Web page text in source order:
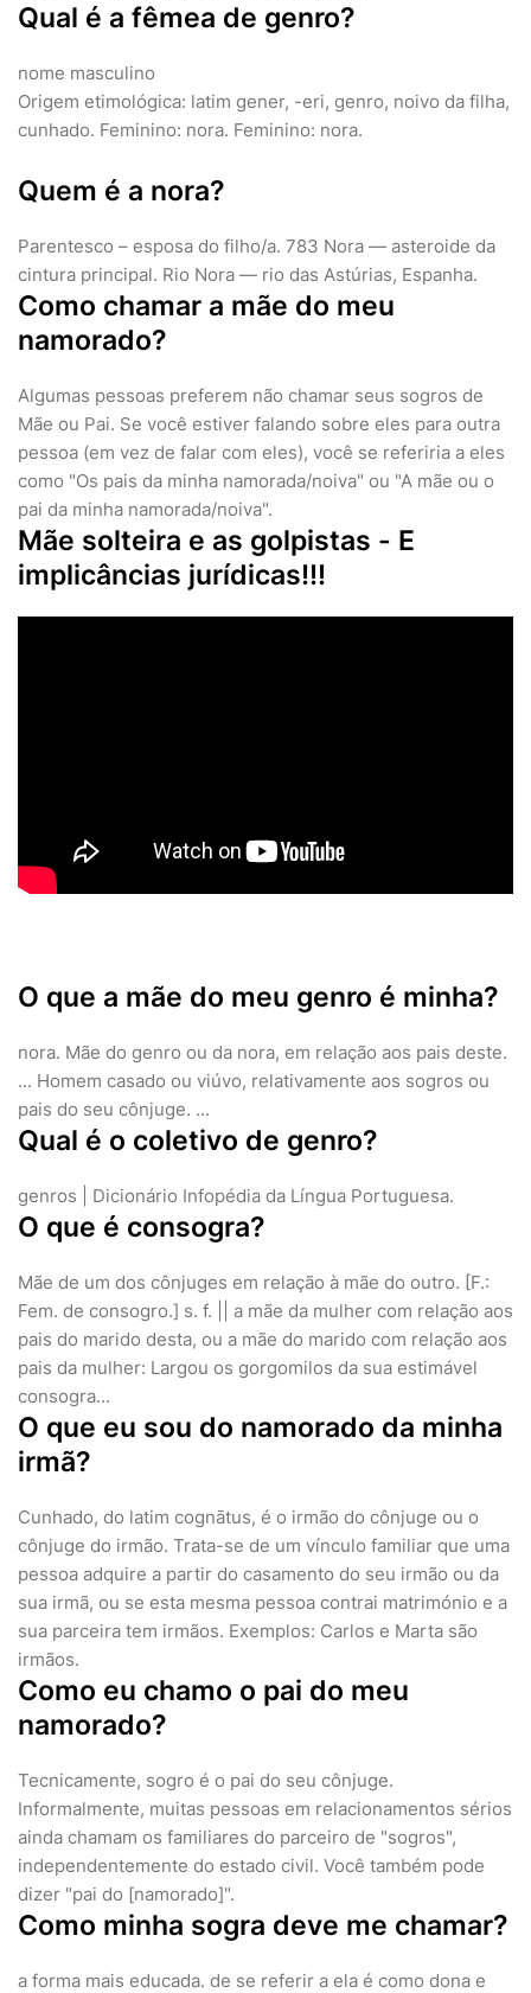
Qual é a fêmea de genro?
nome masculino
Origem etimológica: latim gener, -eri, genro, noivo da filha,
cunhado. Feminino: nora. Feminino: nora.
Quem é a nora?
Parentesco – esposa do filho/a. 783 Nora — asteroide da
cintura principal. Rio Nora — rio das Astúrias, Espanha.
Como chamar a mãe do meu
namorado?
Algumas pessoas preferem não chamar seus sogros de
Mãe ou Pai. Se você estiver falando sobre eles para outra
pessoa (em vez de falar com eles), você se referiria a eles
como "Os pais da minha namorada/noiva" ou "A mãe ou o
pai da minha namorada/noiva".
Mãe solteira e as golpistas - E
implicâncias jurídicas!!!
O que a mãe do meu genro é minha?
nora. Mãe do genro ou da nora, em relação aos pais deste.
... Homem casado ou viúvo, relativamente aos sogros ou
pais do seu cônjuge. ...
Qual é o coletivo de genro?
genros | Dicionário Infopédia da Língua Portuguesa.
O que é consogra?
Mãe de um dos cônjuges em relação à mãe do outro. [F.:
Fem. de consogro.] s. f. || a mãe da mulher com relação aos
pais do marido desta, ou a mãe do marido com relação aos
pais da mulher: Largou os gorgomilos da sua estimável
consogra...
O que eu sou do namorado da minha
irmã?
Cunhado, do latim cognātus, é o irmão do cônjuge ou o
cônjuge do irmão. Trata-se de um vínculo familiar que uma
pessoa adquire a partir do casamento do seu irmão ou da
sua irmã, ou se esta mesma pessoa contrai matrimónio e a
sua parceira tem irmãos. Exemplos: Carlos e Marta são
irmãos.
Como eu chamo o pai do meu
namorado?
Tecnicamente, sogro é o pai do seu cônjuge.
Informalmente, muitas pessoas em relacionamentos sérios
ainda chamam os familiares do parceiro de "sogros",
independentemente do estado civil. Você também pode
dizer "pai do [namorado]".
Como minha sogra deve me chamar?
a forma mais educada. de se referir a ela é como dona e